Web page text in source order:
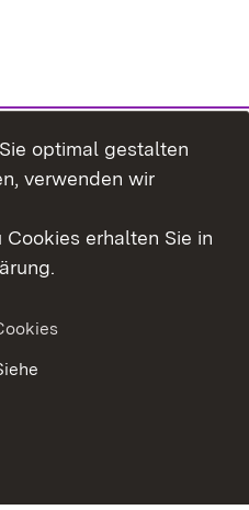
Benutzungshinweise
optimal gestalten
verwenden wir
erhalten Sie in